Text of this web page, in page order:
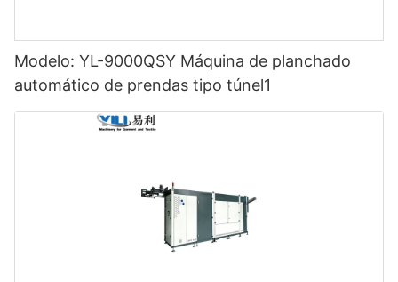
Modelo: YL-9000QSY Máquina de planchado
automático de prendas tipo túnel1